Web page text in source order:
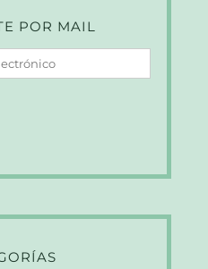
POR MAIL